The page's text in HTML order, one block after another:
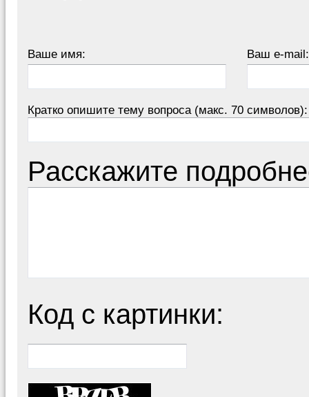
Ваше имя: Ваш e-mail:
Кратко опишите тему вопроса (макс. 70 символов):
Расскажите
Код с картинки: